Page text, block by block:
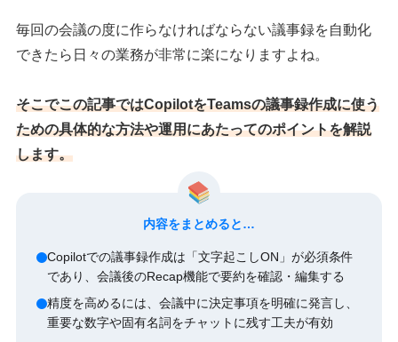
毎回の会議の度に作らなければならない議事録を自動化
できたら日々の業務が非常に楽になりますよね。
そこでこの記事ではCopilotをTeamsの議事録作成に使う
ための具体的な方法や運用にあたってのポイントを解説
します。
内容をまとめると…
Copilotでの議事録作成は「文字起こしON」が必須条件
であり、会議後のRecap機能で要約を確認・編集する
精度を高めるには、会議中に決定事項を明確に発言し、
重要な数字や固有名詞をチャットに残す工夫が有効